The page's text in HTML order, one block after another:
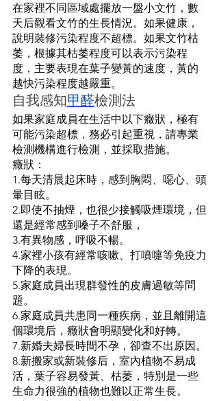
在家裡不同區域處擺放一盤小文竹，數
天后觀看文竹的生長情況。如果健康，
說明裝修污染程度不超標。如果文竹枯
萎，根據其枯萎程度可以表示污染程
度，主要表現在葉子變黃的速度，黃的
越快污染程度越嚴重。
自我感知甲醛檢測法
如果家庭成員在生活中以下癥狀，極有
可能污染超標，務必引起重視，請專業
檢測機構進行檢測，並採取措施。
癥狀：
1.每天清晨起床時，感到胸悶、噁心、頭
暈目眩。
2.即使不抽煙，也很少接觸吸煙環境，但
還是經常感到嗓子不舒服，
3.有異物感，呼吸不暢。
4.家裡小孩有經常咳嗽、打噴嚏等免疫力
下降的表現。
5.家庭成員出現群發性的皮膚過敏等問
題。
6.家庭成員共患同一種疾病，並且離開這
個環境后，癥狀會明顯變化和好轉。
7.新婚夫婦長時間不孕，卻查不出原因。
8.新搬家或新裝修后，室內植物不易成
活，葉子容易發黃、枯萎，特別是一些
生命力很強的植物也難以正常生長。